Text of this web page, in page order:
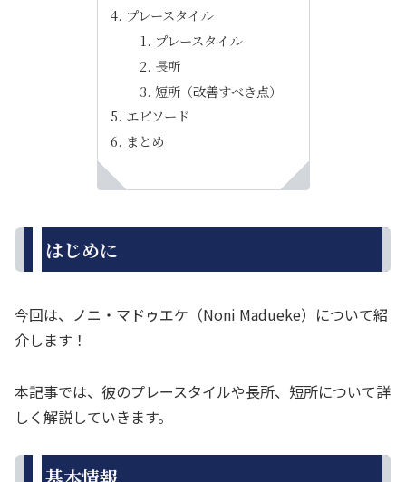
プレースタイル
プレースタイル
長所
短所（改善すべき点）
エピソード
まとめ
はじめに
今回は、ノニ・マドゥエケ（Noni Madueke）について紹
介します！
本記事では、彼のプレースタイルや長所、短所について詳
しく解説していきます。